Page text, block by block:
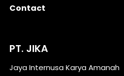
Contact
PT. JIKA
Jaya Internusa Karya Amanah